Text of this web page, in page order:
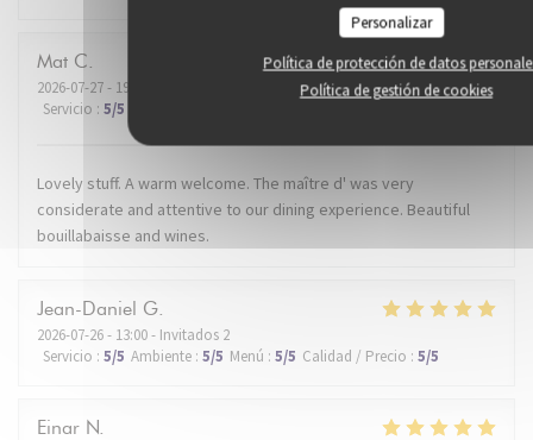
Personalizar
Política de protección de datos
Política de gestión de cookies
Mat C
2026-07-27- 19:30 - Invitados 2
Servicio : 5/5
Lovely stuff. A warm welcome. The maître d' was very
considerate and attentive to our dining experience. Beautiful
bouillabaisse and wines.
Jean-Daniel G
2026-07-26- 13:00 - Invitados 2
Servicio : 5/5 Ambiente : 5/5 Menú : 5/5 Calidad / Precio : 5/5
Einar N